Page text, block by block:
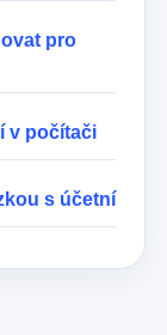
pro
v počítači
s účetní